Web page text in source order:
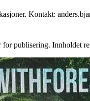
Kontakt:
publisering. Innholdet